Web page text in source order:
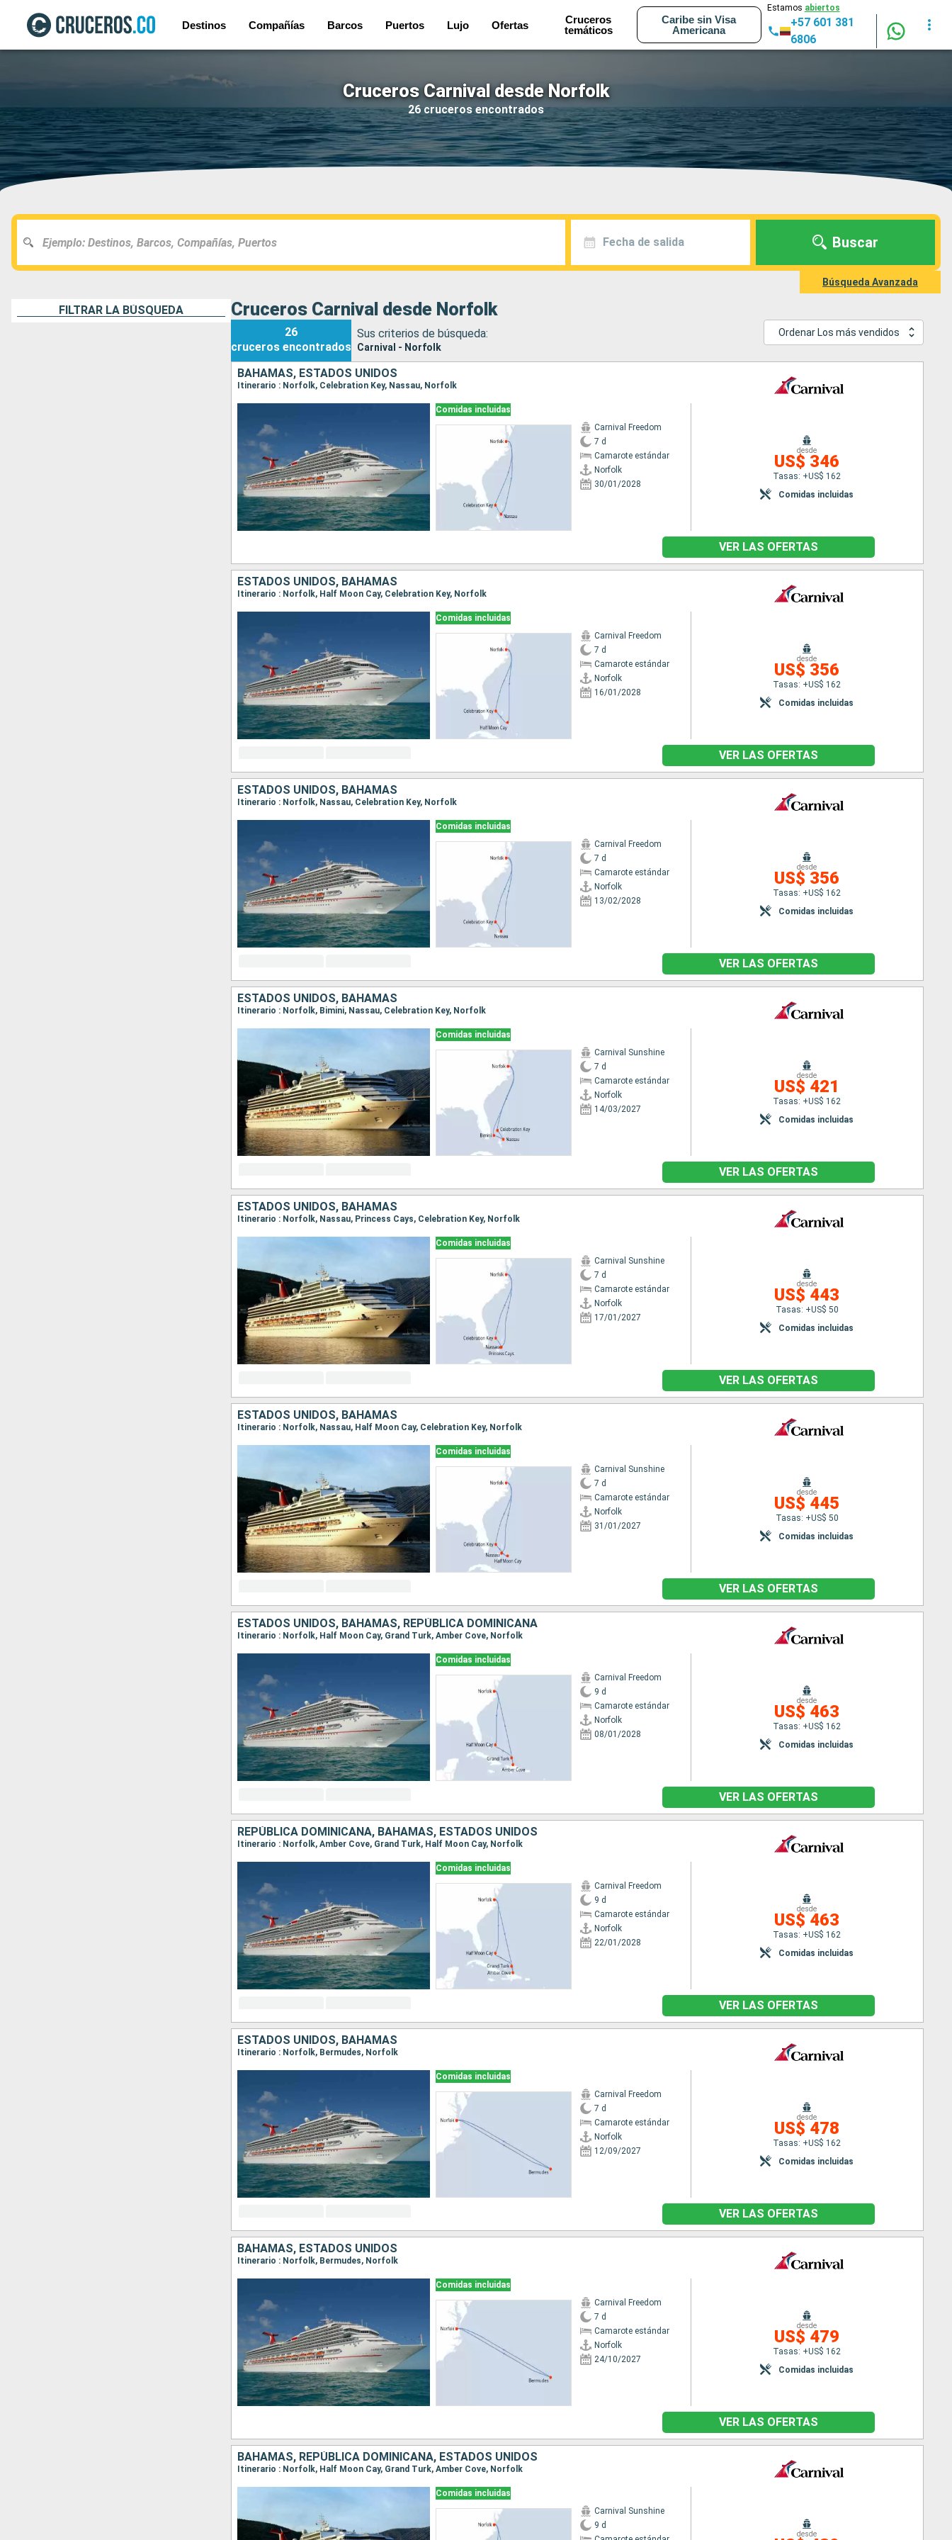
Destinos Compañías Barcos Puertos Lujo Ofertas
Cruceros
temáticos
Caribe sin Visa
Americana
Estamos abiertos
+57 601 381
6806
Cruceros Carnival desde Norfolk
26 cruceros encontrados
Fecha de salida Buscar
Búsqueda Avanzada
FILTRAR LA BÚSQUEDA Cruceros Carnival desde Norfolk
26
cruceros encontrados
Sus criterios de búsqueda:
Carnival - Norfolk
Ordenar Los más vendidos
BAHAMAS, ESTADOS UNIDOS
Itinerario : Norfolk, Celebration Key, Nassau, Norfolk
Comidas incluidas
Carnival Freedom
7 d
Camarote estándar
Norfolk
30/01/2028
desde
US$ 346
Tasas: +US$ 162
Comidas incluidas
VER LAS OFERTAS
ESTADOS UNIDOS, BAHAMAS
Itinerario : Norfolk, Half Moon Cay, Celebration Key, Norfolk
Comidas incluidas
Carnival Freedom
7 d
Camarote estándar
Norfolk
16/01/2028
desde
US$ 356
Tasas: +US$ 162
Comidas incluidas
VER LAS OFERTAS
ESTADOS UNIDOS, BAHAMAS
Itinerario : Norfolk, Nassau, Celebration Key, Norfolk
Comidas incluidas
Carnival Freedom
7 d
Camarote estándar
Norfolk
13/02/2028
desde
US$ 356
Tasas: +US$ 162
Comidas incluidas
VER LAS OFERTAS
ESTADOS UNIDOS, BAHAMAS
Itinerario : Norfolk, Bimini, Nassau, Celebration Key, Norfolk
Comidas incluidas
Carnival Sunshine
7 d
Camarote estándar
Norfolk
14/03/2027
desde
US$ 421
Tasas: +US$ 162
Comidas incluidas
VER LAS OFERTAS
ESTADOS UNIDOS, BAHAMAS
Itinerario : Norfolk, Nassau, Princess Cays, Celebration Key, Norfolk
Comidas incluidas
Carnival Sunshine
7 d
Camarote estándar
Norfolk
17/01/2027
desde
US$ 443
Tasas: +US$ 50
Comidas incluidas
VER LAS OFERTAS
ESTADOS UNIDOS, BAHAMAS
Itinerario : Norfolk, Nassau, Half Moon Cay, Celebration Key, Norfolk
Comidas incluidas
Carnival Sunshine
7 d
Camarote estándar
Norfolk
31/01/2027
desde
US$ 445
Tasas: +US$ 50
Comidas incluidas
VER LAS OFERTAS
ESTADOS UNIDOS, BAHAMAS, REPÚBLICA DOMINICANA
Itinerario : Norfolk, Half Moon Cay, Grand Turk, Amber Cove, Norfolk
Comidas incluidas
Carnival Freedom
9 d
Camarote estándar
Norfolk
08/01/2028
desde
US$ 463
Tasas: +US$ 162
Comidas incluidas
VER LAS OFERTAS
REPÚBLICA DOMINICANA, BAHAMAS, ESTADOS UNIDOS
Itinerario : Norfolk, Amber Cove, Grand Turk, Half Moon Cay, Norfolk
Comidas incluidas
Carnival Freedom
9 d
Camarote estándar
Norfolk
22/01/2028
desde
US$ 463
Tasas: +US$ 162
Comidas incluidas
VER LAS OFERTAS
ESTADOS UNIDOS, BAHAMAS
Itinerario : Norfolk, Bermudes, Norfolk
Comidas incluidas
Carnival Freedom
7 d
Camarote estándar
Norfolk
12/09/2027
desde
US$ 478
Tasas: +US$ 162
Comidas incluidas
VER LAS OFERTAS
BAHAMAS, ESTADOS UNIDOS
Itinerario : Norfolk, Bermudes, Norfolk
Comidas incluidas
Carnival Freedom
7 d
Camarote estándar
Norfolk
24/10/2027
desde
US$ 479
Tasas: +US$ 162
Comidas incluidas
VER LAS OFERTAS
BAHAMAS, REPÚBLICA DOMINICANA, ESTADOS UNIDOS
Itinerario : Norfolk, Half Moon Cay, Grand Turk, Amber Cove, Norfolk
Comidas incluidas
Carnival Sunshine
9 d
desde